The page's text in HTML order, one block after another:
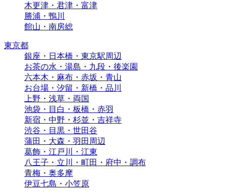
木更津・君津・富津
勝浦・鴨川
館山・南房総
東京都
銀座・日本橋・東京駅周辺
お茶の水・湯島・九段・後楽園
六本木・麻布・赤坂・青山
お台場・汐留・新橋・品川
上野・浅草・両国
池袋・目白・板橋・赤羽
新宿・中野・杉並・吉祥寺
渋谷・目黒・世田谷
蒲田・大森・羽田周辺
葛飾・江戸川・江東
八王子・立川・町田・府中・調布
青梅・奥多摩
伊豆七島・小笠原